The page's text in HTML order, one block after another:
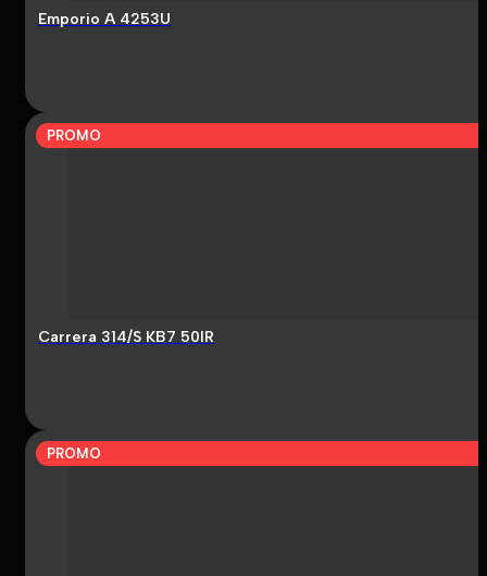
Emporio A 4253U
PROMO
Carrera 314/S KB7 50IR
PROMO